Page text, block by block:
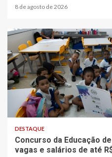
8 de agosto de 2026
2 min read
DESTAQUE
Concurso da Educação
vagas e salários de até